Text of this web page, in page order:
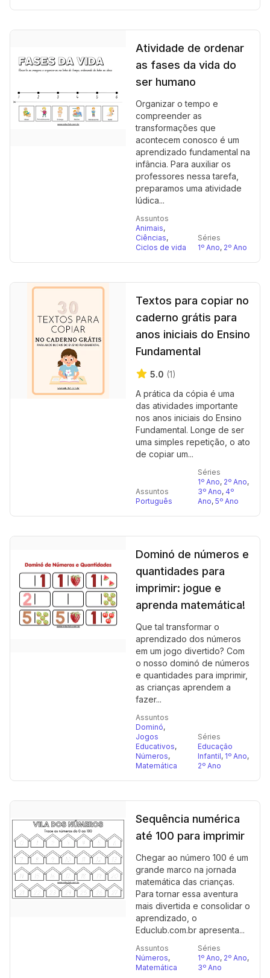
Atividade de ordenar
as fases da vida do
ser humano
Organizar o tempo e
compreender as
transformações que
acontecem conosco é um
aprendizado fundamental na
infância. Para auxiliar os
professores nessa tarefa,
preparamos uma atividade
lúdica...
Assuntos
Animais,
Ciências,
Ciclos de vida
Séries
1º Ano, 2º Ano
Textos para copiar no
caderno grátis para
anos iniciais do Ensino
Fundamental
5.0 (1)
A prática da cópia é uma
das atividades importante
nos anos iniciais do Ensino
Fundamental. Longe de ser
uma simples repetição, o ato
de copiar um...
Assuntos
Português
Séries
1º Ano, 2º Ano,
3º Ano, 4º
Ano, 5º Ano
Dominó de números e
quantidades para
imprimir: jogue e
aprenda matemática!
Que tal transformar o
aprendizado dos números
em um jogo divertido? Com
o nosso dominó de números
e quantidades para imprimir,
as crianças aprendem a
fazer...
Assuntos
Dominó,
Jogos
Educativos,
Números,
Matemática
Séries
Educação
Infantil, 1º Ano,
2º Ano
Sequência numérica
até 100 para imprimir
Chegar ao número 100 é um
grande marco na jornada
matemática das crianças.
Para tornar essa aventura
mais divertida e consolidar o
aprendizado, o
Educlub.com.br apresenta...
Assuntos
Números,
Matemática
Séries
1º Ano, 2º Ano,
3º Ano